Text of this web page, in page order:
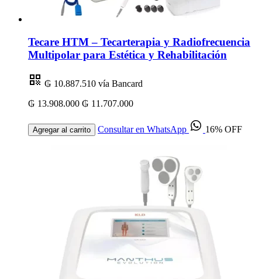
Tecare HTM – Tecarterapia y Radiofrecuencia
Multipolar para Estética y Rehabilitación
₲ 10.887.510 vía Bancard
₲ 13.908.000 ₲ 11.707.000
Agregar al carrito Consultar en WhatsApp 16% OFF